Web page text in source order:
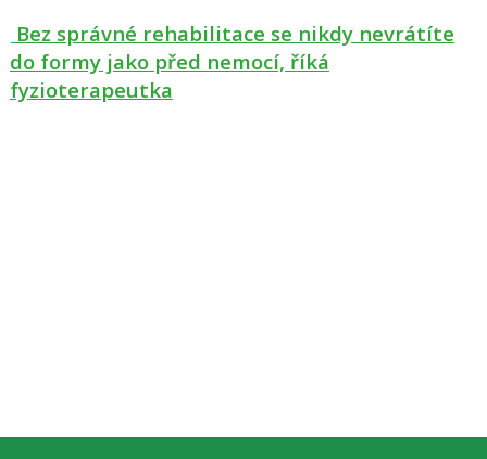
Bez správné rehabilitace se nikdy nevrátíte
do formy jako před nemocí, říká
fyzioterapeutka